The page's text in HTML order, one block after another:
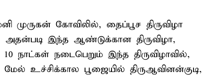
கோவிலில், தைப்பூச திருவிழா
அதன்படி இந்த ஆண்டுக்கான திருவிழா,
நாட்கள் நடைபெறும் இந்த திருவிழாவில்,
உச்சிக்கால பூஜையில் திருஆவினன்குடி,